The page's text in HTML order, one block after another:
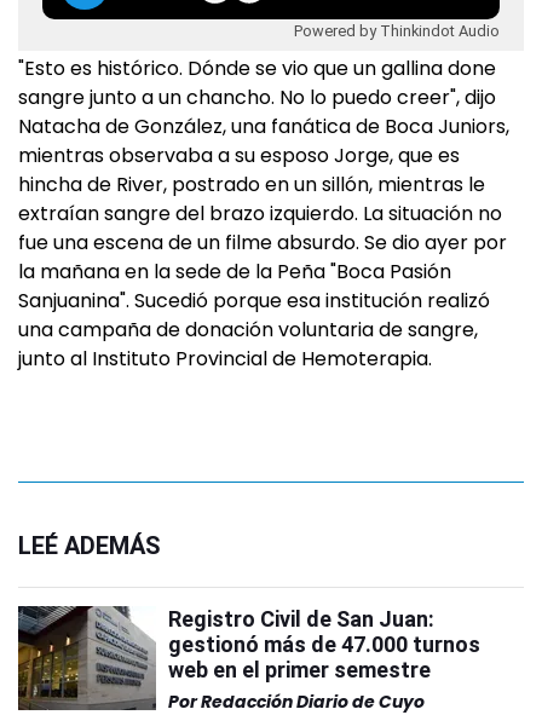
Powered by Thinkindot Audio
"Esto es histórico. Dónde se vio que un gallina done
sangre junto a un chancho. No lo puedo creer", dijo
Natacha de González, una fanática de Boca Juniors,
mientras observaba a su esposo Jorge, que es
hincha de River, postrado en un sillón, mientras le
extraían sangre del brazo izquierdo. La situación no
fue una escena de un filme absurdo. Se dio ayer por
la mañana en la sede de la Peña "Boca Pasión
Sanjuanina". Sucedió porque esa institución realizó
una campaña de donación voluntaria de sangre,
junto al Instituto Provincial de Hemoterapia.
LEÉ ADEMÁS
Registro Civil de San Juan:
gestionó más de 47.000 turnos
web en el primer semestre
PorRedacción Diario de Cuyo